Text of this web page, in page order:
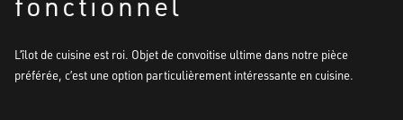
L’îlot de cuisine est roi. Objet de convoitise ultime dans notre pièce
préférée, c’est une option particulièrement intéressante en cuisine.